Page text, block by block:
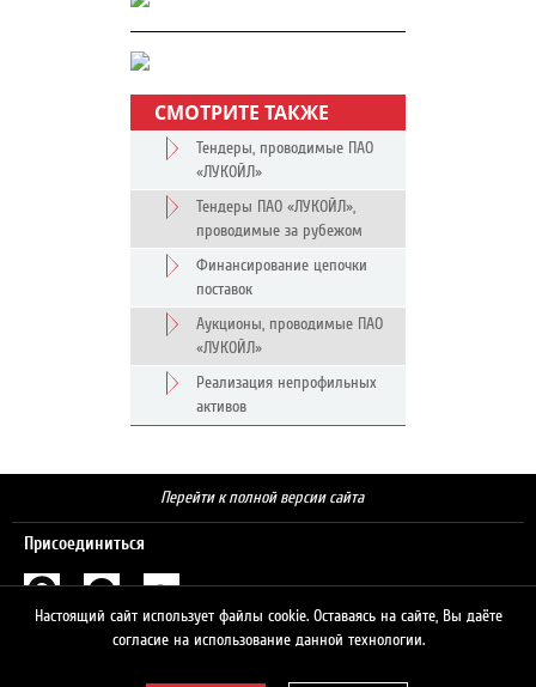
СМОТРИТЕ ТАКЖЕ
Тендеры, проводимые ПАО
«ЛУКОЙЛ»
Тендеры ПАО «ЛУКОЙЛ»,
проводимые за рубежом
Финансирование цепочки
поставок
Аукционы, проводимые ПАО
«ЛУКОЙЛ»
Реализация непрофильных
активов
Перейти к полной версии сайта
Присоединиться
Настоящий сайт использует файлы cookie. Оставаясь на сайте, Вы даёте
согласие на использование данной технологии.